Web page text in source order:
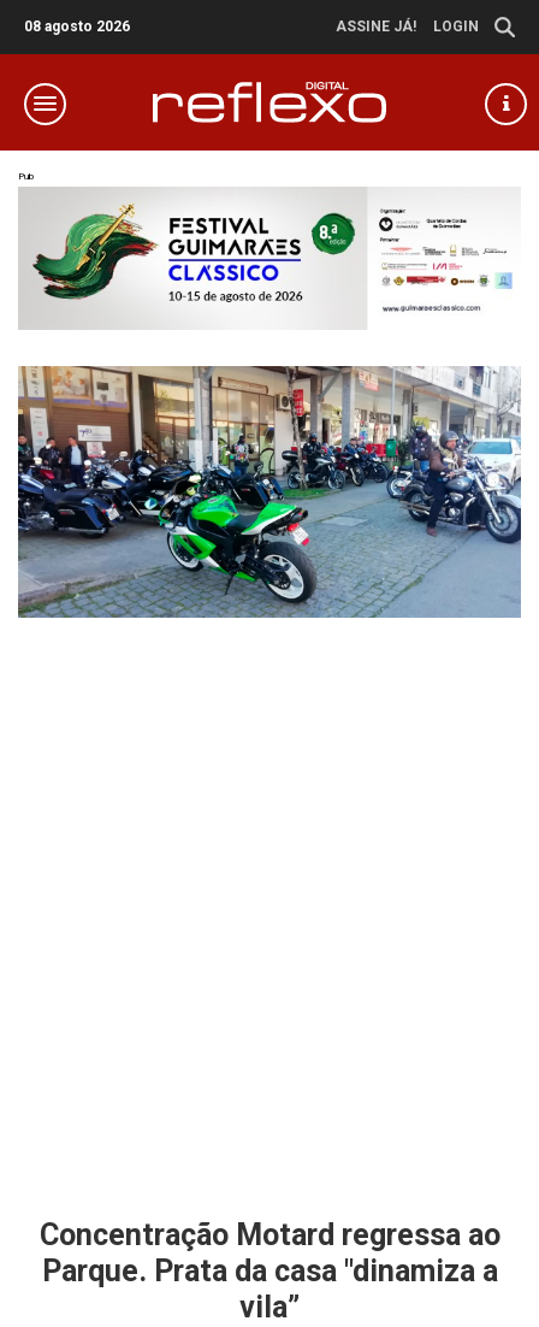
08 agosto 2026 ASSINE JÁ! LOGIN
Pub
Concentração Motard regressa ao
Parque. Prata da casa "dinamiza a
vila”